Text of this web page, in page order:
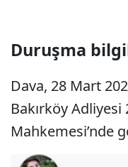
Duruşma
Dava, 28 Mart
Bakırköy Adliyesi
Mahkemesi’nde